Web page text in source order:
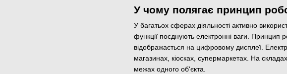
У чому полягає принцип
У багатьох сферах діяльності активно
функції поєднують електронні ваги. Принцип
відображається на цифровому дисплеї.
магазинах, кіосках, супермаркетах. На
межах одного об'єкта.